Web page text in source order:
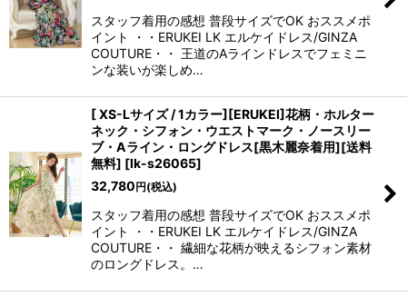
スタッフ着用の感想 普段サイズでOK おススメポ
イント ・・ERUKEI LK エルケイドレス/GINZA
COUTURE・・ 王道のAラインドレスでフェミニ
ンな装いが楽しめ…
[ XS-Lサイズ / 1カラー][ERUKEI]花柄・ホルター
ネック・シフォン・ウエストマーク・ノースリー
ブ・Aライン・ロングドレス[黒木麗奈着用][送料
無料] [lk-s26065]
32,780円(税込)
スタッフ着用の感想 普段サイズでOK おススメポ
イント ・・ERUKEI LK エルケイドレス/GINZA
COUTURE・・ 繊細な花柄が映えるシフォン素材
のロングドレス。…
、自分らしく、美しく。-